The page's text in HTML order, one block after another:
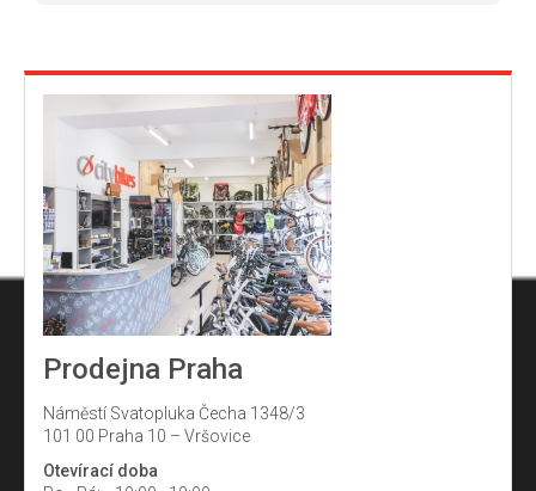
Prodejna Praha
Náměstí Svatopluka Čecha 1348/3
101 00 Praha 10 – Vršovice
Otevírací doba